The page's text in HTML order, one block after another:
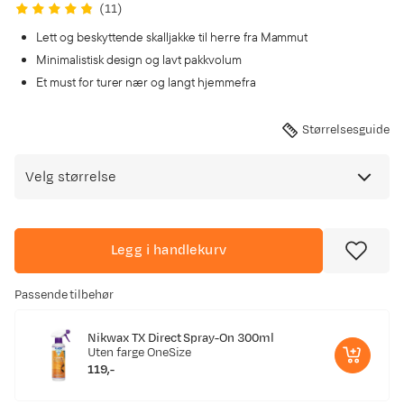
(11)
Lett og beskyttende skalljakke til herre fra Mammut
Minimalistisk design og lavt pakkvolum
Et must for turer nær og langt hjemmefra
Størrelsesguide
Velg størrelse
Legg i handlekurv
Passende tilbehør
Nikwax TX Direct Spray-On 300ml
Uten fargeOneSize
price
119,-